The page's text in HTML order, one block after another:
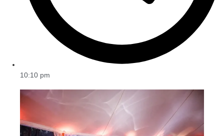
10:10 pm